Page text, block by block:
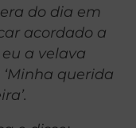
do dia em
acordado a
a velava
querida